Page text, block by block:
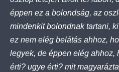
éppen ez a bolondság, az
mindenkit bolondnak tartani,
ez nem elég belátás ahhoz,
legyek, de éppen elég ahhoz,
érti? ugye érti? mit